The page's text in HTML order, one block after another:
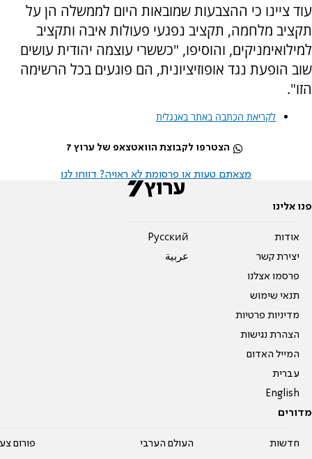
עוד ציינו כי ההצבעות שמובאות היום לממשלה הן על
תקציב מלחמה, תקציב נפגעי פעולות איבה ותקציב
למילואימניקים, והוסיפו, "כששרי עוצמה יהודית עושים
שוב הופעת נגד אופוזיציונית, הם פוגעים בכל הרשימה
הזו".
לקריאת הכתבה באתר באנגלית
הצטרפו לקבוצת הוואטצאפ של ערוץ 7
מצאתם טעות או פרסומת לא ראויה? דווחו לנו
פנו אלינו
אודות
יצירת קשר
פרסמו אצלנו
תנאי שימוש
מדיניות פרטיות
הצהרת נגישות
המייל האדום
עברית
English
Pусский
عربية
מדורים
חדשות
העולם הערבי
פורום